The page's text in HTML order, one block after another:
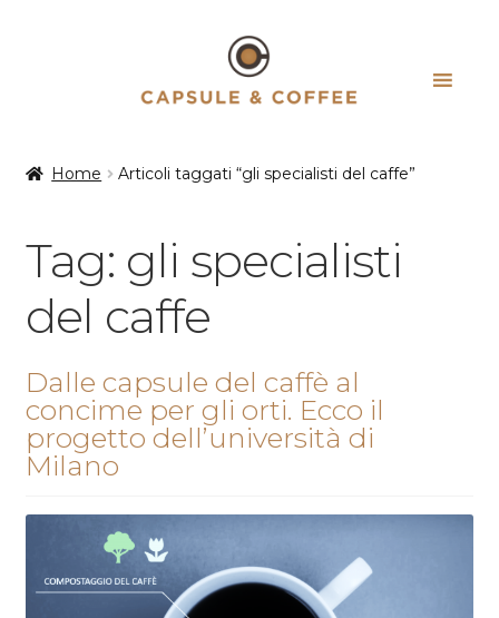
Home Articoli taggati “gli specialisti del caffe”
Tag: gli specialisti
del caffe
Dalle capsule del caffè al
concime per gli orti. Ecco il
progetto dell’università di
Milano